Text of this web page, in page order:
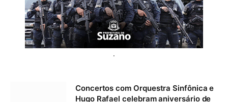
.
Concertos com Orquestra Sinfônica e
Hugo Rafael celebram aniversário de